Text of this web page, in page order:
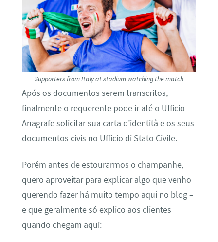
Supporters from Italy at stadium watching the match
Após os documentos serem transcritos,
finalmente o requerente pode ir até o Ufficio
Anagrafe solicitar sua carta d’identità e os seus
documentos civis no Ufficio di Stato Civile.
Porém antes de estourarmos o champanhe,
quero aproveitar para explicar algo que venho
querendo fazer há muito tempo aqui no blog –
e que geralmente só explico aos clientes
quando chegam aqui: